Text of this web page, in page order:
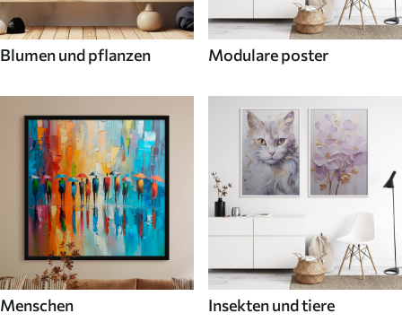
Blumen und pflanzen Modulare poster
Menschen Insekten und tiere